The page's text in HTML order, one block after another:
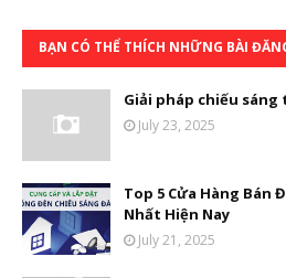
BẠN CÓ THỂ THÍCH NHỮNG BÀI
Giải pháp chiếu
July 23, 2025
Top 5 Cửa Hàng Bán
Nhất Hiện Nay
July 21, 2025